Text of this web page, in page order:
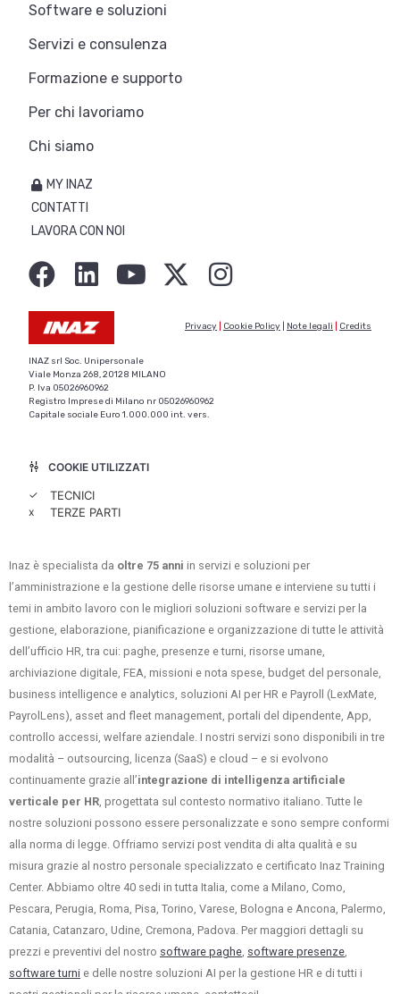
Software e soluzioni
Servizi e consulenza
Formazione e supporto
Per chi lavoriamo
Chi siamo
MY INAZ
CONTATTI
LAVORA CON NOI
Privacy Cookie Policy Note legali Credits
INAZ srl Soc. Unipersonale
Viale Monza 268, 20128 MILANO
P. Iva 05026960962
Registro Imprese di Milano nr 05026960962
Capitale sociale Euro 1.000.000 int. vers.
COOKIE UTILIZZATI
✓ TECNICI
x TERZE PARTI
Inaz è specialista da oltre 75 anni in servizi e soluzioni per
l’amministrazione e la gestione delle risorse umane e interviene su tutti i
temi in ambito lavoro con le migliori soluzioni software e servizi per la
gestione, elaborazione, pianificazione e organizzazione di tutte le attività
dell’ufficio HR, tra cui: paghe, presenze e turni, risorse umane,
archiviazione digitale, FEA, missioni e nota spese, budget del personale,
business intelligence e analytics, soluzioni AI per HR e Payroll (LexMate,
PayrolLens), asset and fleet management, portali del dipendente, App,
controllo accessi, welfare aziendale. I nostri servizi sono disponibili in tre
modalità – outsourcing, licenza (SaaS) e cloud – e si evolvono
continuamente grazie all’integrazione di intelligenza artificiale
verticale per HR, progettata sul contesto normativo italiano. Tutte le
nostre soluzioni possono essere personalizzate e sono sempre conformi
alla norma di legge. Offriamo servizi post vendita di alta qualità e su
misura grazie al nostro personale specializzato e certificato Inaz Training
Center. Abbiamo oltre 40 sedi in tutta Italia, come a Milano, Como,
Pescara, Perugia, Roma, Pisa, Torino, Varese, Bologna e Ancona, Palermo,
Catania, Catanzaro, Udine, Cremona, Padova. Per maggiori dettagli su
prezzi e preventivi del nostro software paghe, software presenze,
software turni e delle nostre soluzioni AI per la gestione HR e di tutti i